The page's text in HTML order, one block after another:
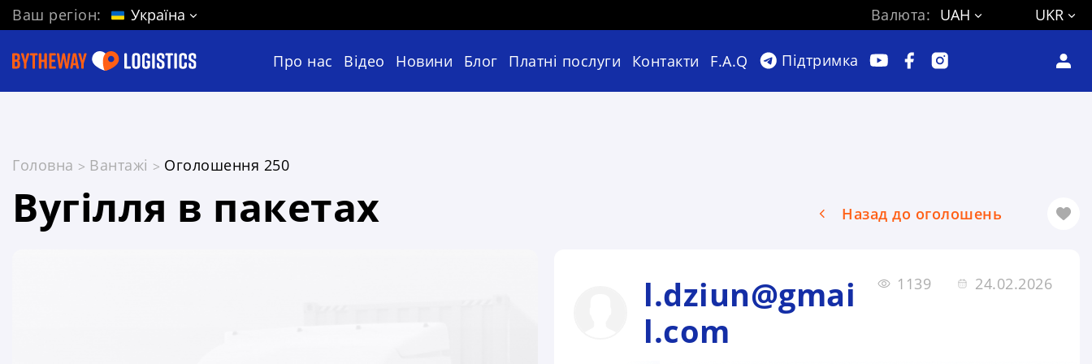
Ваш регіон: Україна Валюта: UAH UKR
Про нас Відео Новини Блог Платні послуги Контакти F.A.Q Підтримка
Головна Вантажі Оголошення 250
Вугілля в пакетах Назад до оголошень
l.dziun@gmai
l.com
1139 24.02.2026